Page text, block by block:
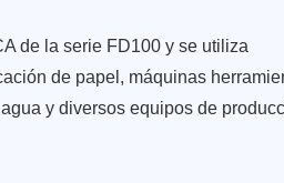
de la serie FD100 y se utiliza
de papel, máquinas
y diversos equipos de